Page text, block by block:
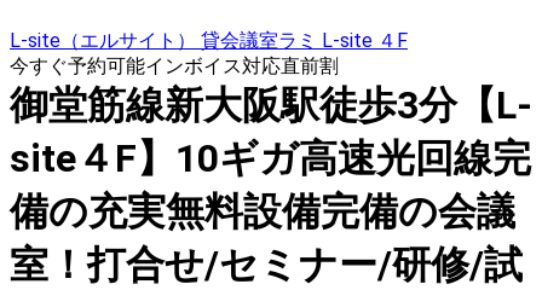
L-site（エルサイト） 貸会議室ラミ L-site ４F
今すぐ予約可能インボイス対応直前割
御堂筋線新大阪駅徒歩3分【L-
site４F】10ギガ高速光回線完
備の充実無料設備完備の会議
室！打合せ/セミナー/研修/試